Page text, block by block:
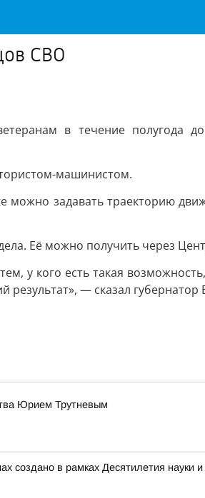
СВО
в течение полугода
машинистом.
можно задавать траекторию
Её можно получить через
у кого есть такая
результат», — сказал
Юрием Трутневым
создано в рамках Десятилетия науки и